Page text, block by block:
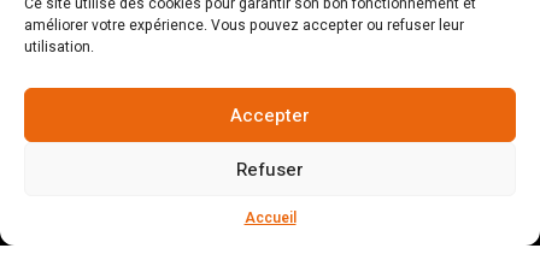
améliorer votre expérience. Vous pouvez accepter ou refuser leur
utilisation.
Accepter
Refuser
Accueil
© Copyright 2025. All Rights Reserved.
Votre magasin, votre intérieur.